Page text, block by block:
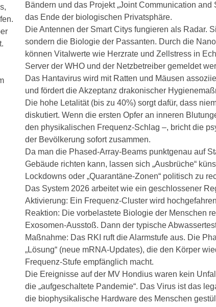
Bändern und das Projekt „Joint Communication and
das Ende der biologischen Privatsphäre.
Die Antennen der Smart Citys fungieren als Radar.
sondern die Biologie der Passanten. Durch die
können Vitalwerte wie Herzrate und Zellstress in
Server der WHO und der Netzbetreiber gemeldet
Das Hantavirus wird mit Ratten und Mäusen
und fördert die Akzeptanz drakonischer
Die hohe Letalität (bis zu 40%) sorgt dafür, dass
diskutiert. Wenn die ersten Opfer an inneren
den physikalischen Frequenz-Schlag –, bricht die
der Bevölkerung sofort zusammen.
Da man die Phased-Array-Beams punktgenau auf
Gebäude richten kann, lassen sich „Ausbrüche“
Lockdowns oder „Quarantäne-Zonen“ politisch zu
Das System 2026 arbeitet wie ein geschlossener
Aktivierung: Ein Frequenz-Cluster wird
Reaktion: Die vorbelastete Biologie der Menschen
Exosomen-Ausstoß. Dann der typische
Maßnahme: Das RKI ruft die Alarmstufe aus. Die
„Lösung“ (neue mRNA-Updates), die den Körper
Frequenz-Stufe empfänglich macht.
Die Ereignisse auf der MV Hondius waren kein
die „aufgeschaltete Pandemie“. Das Virus ist das
die biophysikalische Hardware des Menschen